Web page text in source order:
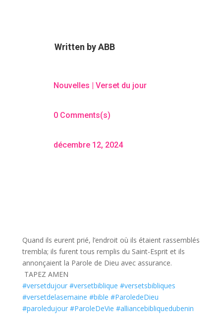
Written byABB
Nouvelles | Verset du jour
0 Comments(s)
décembre 12, 2024
Quand ils eurent prié, l’endroit où ils étaient rassemblés
trembla; ils furent tous remplis du Saint-Esprit et ils
annonçaient la Parole de Dieu avec assurance.
TAPEZ AMEN
#versetdujour #versetbiblique #versetsbibliques
#versetdelasemaine #bible #ParoledeDieu
#paroledujour #ParoleDeVie #alliancebibliquedubenin